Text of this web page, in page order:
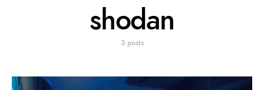
shodan
3 posts